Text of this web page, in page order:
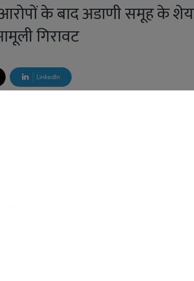
आरोपों के बाद अडाणी समूह के
गिरावट
LinkedIn
रिसर्च के ताजा आरोपों के बाद सोमवार (12 अगस्त) को अडाणी समूह
इंडेक्स Nifty 50 और Sensex में सेलिंग देखने को मिली है।
ट्रे़ड हो रहा है। इस आरोप के बाद अडानी समूह की प्रमुख
5-6 प्रतिशत तक की गिरावट दर्ज की गई। अडाणी के सभी 10 शेयर
एंटरप्राइजेज, अडाणी पोर्ट्स और अडाणी पावर समेत समूह की अन्य
के शेयर 3.8 प्रतिशत की गिरावट के साथ 3,066.8 रुपए,
प्रतिशत गिरकर 816.6 रुपए पर कारोबार कर रहा है। अडाणी
ये उस तरह की नजर नहीं आ रही है, जैसी कि 24 जनवरी 2024 को